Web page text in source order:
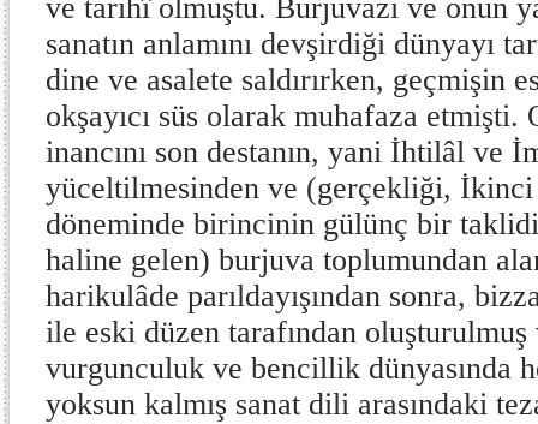
ve tarihî olmuştu. Burjuvazi ve onun
sanatın anlamını devşirdiği dünyayı
dine ve asalete saldırırken, geçmişin
okşayıcı süs olarak muhafaza etmişti.
inancını son destanın, yani İhtilâl ve
yüceltilmesinden ve (gerçekliği,
döneminde birincinin gülünç bir
haline gelen) burjuva toplumundan
harikulâde parıldayışından sonra,
ile eski düzen tarafından
vurgunculuk ve bencillik dünyasında
yoksun kalmış sanat dili arasındaki